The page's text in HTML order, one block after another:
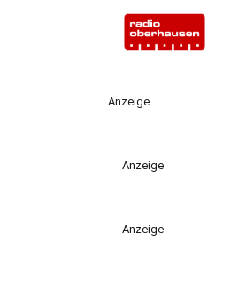
Anzeige
Anzeige
Anzeige